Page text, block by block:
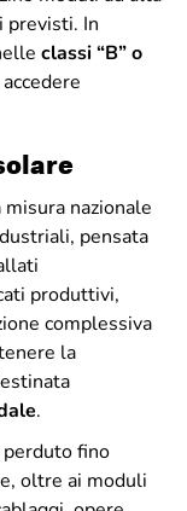
previsti. In
classi “B” o
nazionale
pensata
produttivi,
complessiva
la
.
fino
oltre ai moduli